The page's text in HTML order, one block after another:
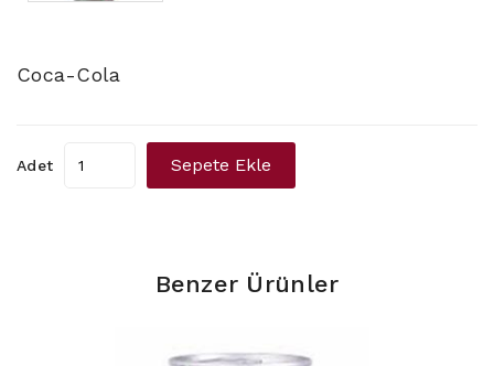
Coca-Cola
Adet Sepete Ekle
Benzer Ürünler